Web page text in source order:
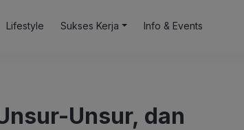
Lifestyle Sukses Kerja Info & Events
Unsur, dan